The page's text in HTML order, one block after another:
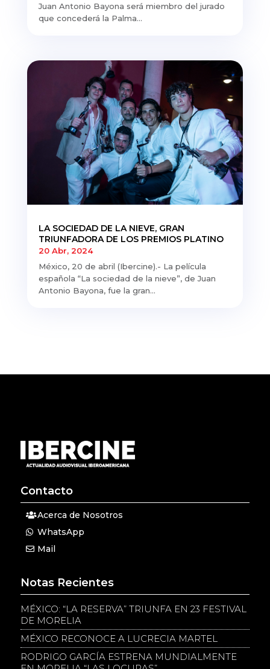
Juan Antonio Bayona será miembro del jurado
que concederá la Palma...
LA SOCIEDAD DE LA NIEVE, GRAN
TRIUNFADORA DE LOS PREMIOS PLATINO
20 Abr, 2024
México, 20 de abril (Ibercine).- La película
española “La sociedad de la nieve”, de Juan
Antonio Bayona, fue la gran...
Contacto
Acerca de Nosotros
WhatsApp
Mail
Notas Recientes
MÉXICO: “LA RESERVA” TRIUNFA EN 23 FESTIVAL
DE MORELIA
MÉXICO RECONOCE A LUCRECIA MARTEL
RODRIGO GARCÍA ESTRENA MUNDIALMENTE